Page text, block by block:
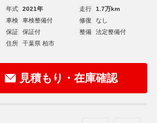
年式 2021年 走行
1.7万km
車検
車検整備付 修復
なし
保証
保証付 整備
法定整備付
住所
千葉県 柏市
見積もり・在庫確認